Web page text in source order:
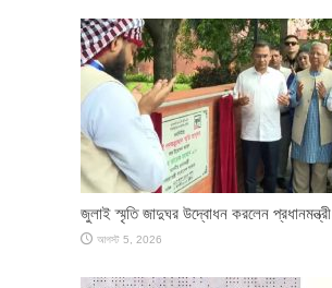
জুলাই স্মৃতি জাদুঘর উদ্বোধন করলেন প্রধানমন্ত্রী
আগস্ট 5, 2026